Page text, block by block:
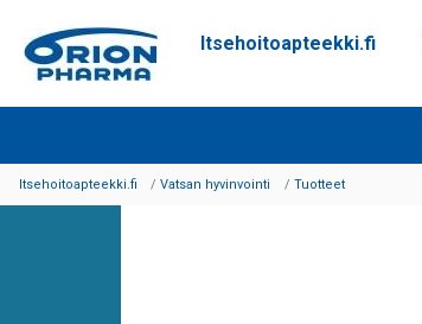
Siirry sisältöön
Itsehoitoapteekki.fi
Itsehoitoapteekki.fi Vatsan hyvinvointi Tuotteet